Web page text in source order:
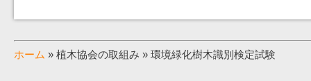
ホーム » 植木協会の取組み » 環境緑化樹木識別検定試験